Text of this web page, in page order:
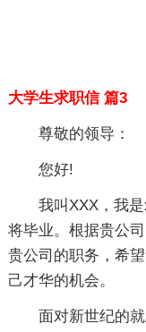
大学生求职信 篇3
尊敬的领导：
您好!
我叫XXX，我
将毕业。根据贵公
贵公司的职务，希
己才华的机会。
面对新世纪的